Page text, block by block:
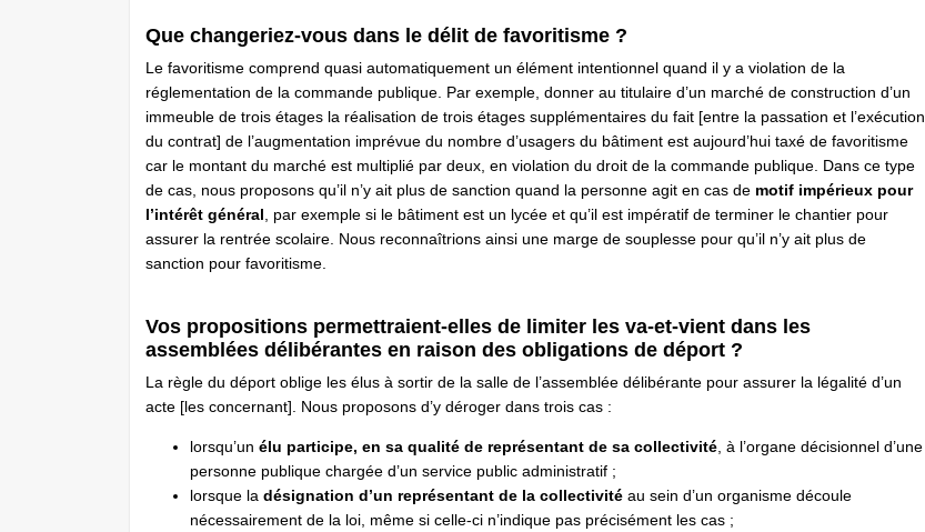
Que changeriez-vous dans le délit de favoritisme ?
Le favoritisme comprend quasi automatiquement un élément intentionnel quand il y a violation de la
réglementation de la commande publique. Par exemple, donner au titulaire d’un marché de construction d’un
immeuble de trois étages la réalisation de trois étages supplémentaires du fait [entre la passation et l’exécution
du contrat] de l’augmentation imprévue du nombre d’usagers du bâtiment est aujourd’hui taxé de favoritisme
car le montant du marché est multiplié par deux, en violation du droit de la commande publique. Dans ce type
de cas, nous proposons qu’il n’y ait plus de sanction quand la personne agit en cas de motif impérieux pour
l’intérêt général , par exemple si le bâtiment est un lycée et qu’il est impératif de terminer le chantier pour
assurer la rentrée scolaire. Nous reconnaîtrions ainsi une marge de souplesse pour qu’il n’y ait plus de
sanction pour favoritisme.
Vos propositions permettraient-elles de limiter les va-et-vient dans les
assemblées délibérantes en raison des obligations de déport ?
La règle du déport oblige les élus à sortir de la salle de l’assemblée délibérante pour assurer la légalité d’un
acte [les concernant]. Nous proposons d’y déroger dans trois cas :
lorsqu’un élu participe, en sa qualité de représentant de sa collectivité , à l’organe décisionnel d’une
personne publique chargée d’un service public administratif ;
lorsque la désignation d’un représentant de la collectivité au sein d’un organisme découle
nécessairement de la loi, même si celle-ci n’indique pas précisément les cas ;